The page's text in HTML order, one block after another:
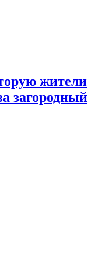
жители
загородный